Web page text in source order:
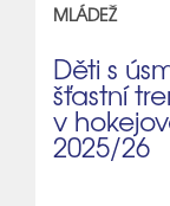
MLÁDEŽ
Děti s
šťastní
v
2025/26